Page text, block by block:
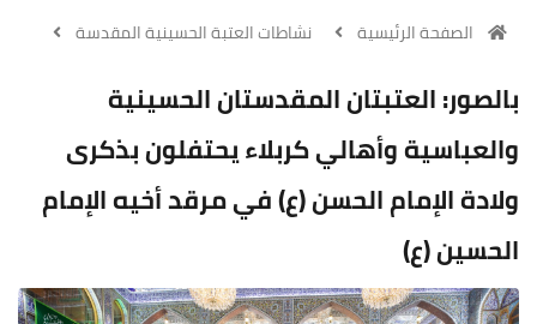
الصفحة الرئيسية نشاطات العتبة الحسينية المقدسة
بالصور: العتبتان المقدستان الحسينية
والعباسية وأهالي كربلاء يحتفلون بذكرى
ولادة الإمام الحسن (ع) في مرقد أخيه الإمام
الحسين (ع)